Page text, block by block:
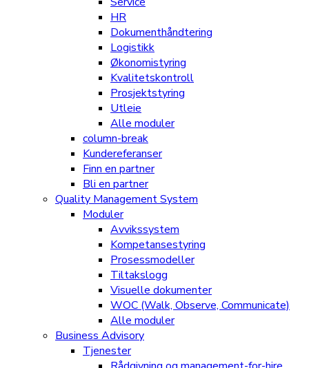
HR
Dokumenthåndtering
Logistikk
Økonomistyring
Kvalitetskontroll
Prosjektstyring
Utleie
Alle moduler
column-break
Kundereferanser
Finn en partner
Bli en partner
Quality Management System
Moduler
Avvikssystem
Kompetansestyring
Prosessmodeller
Tiltakslogg
Visuelle dokumenter
WOC (Walk, Observe, Communicate)
Alle moduler
Business Advisory
Tjenester